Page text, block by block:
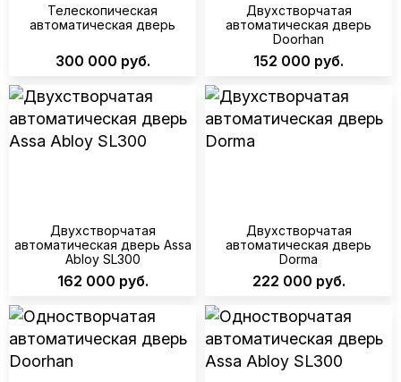
Телескопическая
автоматическая дверь
300 000 руб.
Двухстворчатая
автоматическая дверь
Doorhan
152 000 руб.
Двухстворчатая
автоматическая дверь Assa
Abloy SL300
162 000 руб.
Двухстворчатая
автоматическая дверь
Dorma
222 000 руб.